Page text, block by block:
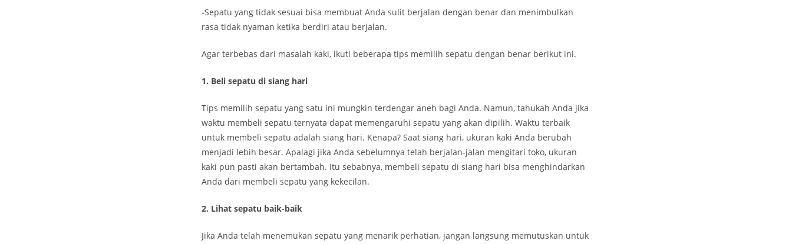
-Sepatu yang tidak sesuai bisa membuat Anda sulit berjalan dengan benar dan menimbulkan
rasa tidak nyaman ketika berdiri atau berjalan.
Agar terbebas dari masalah kaki, ikuti beberapa tips memilih sepatu dengan benar berikut ini.
1. Beli sepatu di siang hari
Tips memilih sepatu yang satu ini mungkin terdengar aneh bagi Anda. Namun, tahukah Anda jika
waktu membeli sepatu ternyata dapat memengaruhi sepatu yang akan dipilih. Waktu terbaik
untuk membeli sepatu adalah siang hari. Kenapa? Saat siang hari, ukuran kaki Anda berubah
menjadi lebih besar. Apalagi jika Anda sebelumnya telah berjalan-jalan mengitari toko, ukuran
kaki pun pasti akan bertambah. Itu sebabnya, membeli sepatu di siang hari bisa menghindarkan
Anda dari membeli sepatu yang kekecilan.
2. Lihat sepatu baik-baik
Jika Anda telah menemukan sepatu yang menarik perhatian, jangan langsung memutuskan untuk